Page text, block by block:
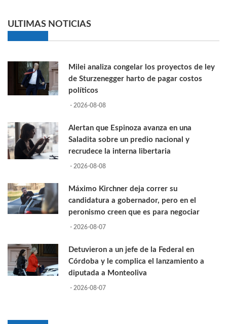
ULTIMAS NOTICIAS
Milei analiza congelar los proyectos de ley
de Sturzenegger harto de pagar costos
políticos
- 2026-08-08
Alertan que Espinoza avanza en una
Saladita sobre un predio nacional y
recrudece la interna libertaria
- 2026-08-08
Máximo Kirchner deja correr su
candidatura a gobernador, pero en el
peronismo creen que es para negociar
- 2026-08-07
Detuvieron a un jefe de la Federal en
Córdoba y le complica el lanzamiento a
diputada a Monteoliva
- 2026-08-07